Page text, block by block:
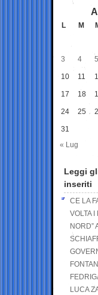
L M
3 4 5
10 11
17 18
24 25
31
« Lug
Leggi
inseriti
CE LA
VOLTA I
NORD”
LUCA